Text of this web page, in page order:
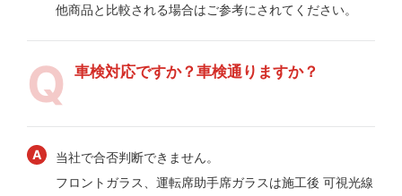
他商品と比較される場合はご参考にされてください。
車検対応ですか？車検通りますか？
当社で合否判断できません。
フロントガラス、運転席助手席ガラスは施工後 可視光線